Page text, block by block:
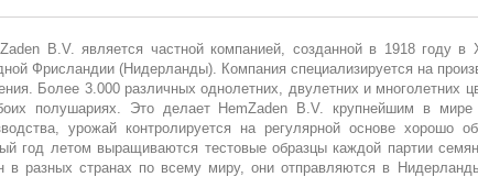
B.V. является частной компанией, созданной в 1918 году
Фрисландии (Нидерланды). Компания специализируется на
Более 3.000 различных однолетних, двулетних и многолетних
полушариях. Это делает HemZaden B.V. крупнейшим в
урожай контролируется на регулярной основе хорошо
год летом выращиваются тестовые образцы каждой партии
в разных странах по всему миру, они отправляются в